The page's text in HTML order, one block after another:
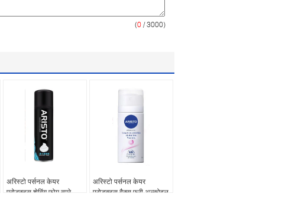
(0 / 3000)
अरिस्टो पर्सनल केयर
प्रोडक्ट्स शेविंग फोम स्प्रे
अरिस्टो पर्सनल केयर
प्रोडक्ट्स वैक्स फ्री अल्कोहल